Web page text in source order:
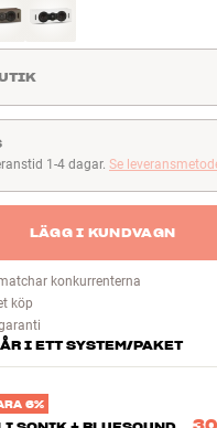
4 dagar 1-4 dagar. Se
LÄGG I KUNDVAGN
konkurrenterna
köp
I ETT SYSTEM/PAKET
6%